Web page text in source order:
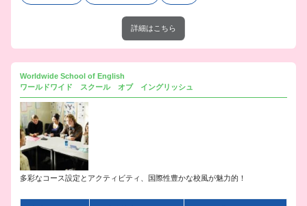
詳細はこちら
Worldwide School of English
ワールドワイド スクール オブ イングリッシュ
多彩なコース設定とアクティビティ、国際性豊かな校風が魅力的！